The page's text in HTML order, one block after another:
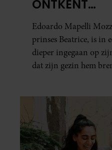
ONTKENT
Edoardo Mapelli
prinses Beatrice, is in
dieper ingegaan op
dat zijn gezin hem